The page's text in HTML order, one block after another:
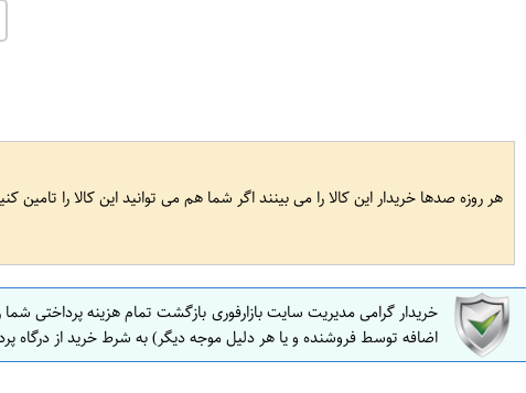
هر روزه صدها خریدار این کالا را می بینند اگر شما هم می توانید این کالا را تامین
خریدار گرامی مدیریت سایت بازارفوری بازگشت تمام هزینه پرداختی
اضافه توسط فروشنده و یا هر دلیل موجه دیگر) به شرط خرید از